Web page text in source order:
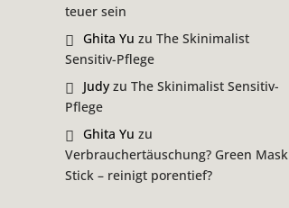
teuer sein
Ghita Yu zuThe Skinimalist
Sensitiv-Pflege
Judy zuThe Skinimalist Sensitiv-
Pflege
Ghita Yu zu
Verbrauchertäuschung? Green Mask
Stick – reinigt porentief?